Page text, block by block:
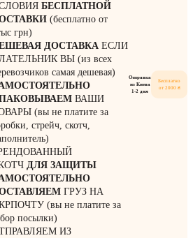
БЕСПЛАТНОЙ
(бесплатно от
грн)
ДОСТАВКА ЕСЛИ
ВЫ (из всех
самая дешевая)
ВАШИ
(вы не платите за
стрейч, скотч,
ДЛЯ ЗАЩИТЫ
ГРУЗ НА
(вы не платите за
посылки)
ИЗ
Отправка
из Киева
1-2 дня
Бесплатно
от 2000 ₴